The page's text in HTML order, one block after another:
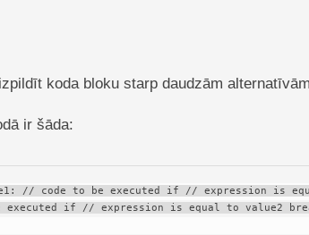
koda bloku starp daudzām
ir šāda:
// code to be executed if // expression is
executed if // expression is equal to value2